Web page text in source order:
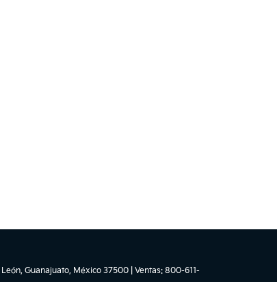
León, Guanajuato, México 37500 | Ventas: 800-611-